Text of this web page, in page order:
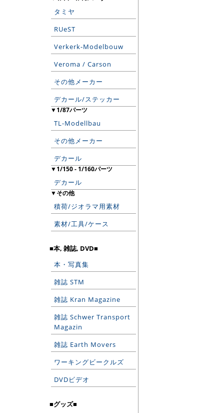
タミヤ
RUeST
Verkerk-Modelbouw
Veroma / Carson
その他メーカー
デカール/ステッカー
▼1/87パーツ
TL-Modellbau
その他メーカー
デカール
▼1/150 - 1/160パーツ
デカール
▼その他
積荷/ジオラマ用素材
素材/工具/ケース
■本, 雑誌, DVD■
本・写真集
雑誌 STM
雑誌 Kran Magazine
雑誌 Schwer Transport
Magazin
雑誌 Earth Movers
ワーキングビークルズ
DVDビデオ
■グッズ■